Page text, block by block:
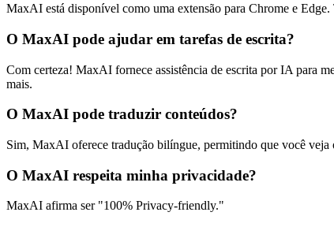
MaxAI está disponível como uma extensão para Chrome e
O MaxAI pode ajudar em tarefas de escrita?
Com certeza! MaxAI fornece assistência de escrita por IA para
mais.
O MaxAI pode traduzir conteúdos?
Sim, MaxAI oferece tradução bilíngue, permitindo que você
O MaxAI respeita minha privacidade?
MaxAI afirma ser "100% Privacy-friendly."